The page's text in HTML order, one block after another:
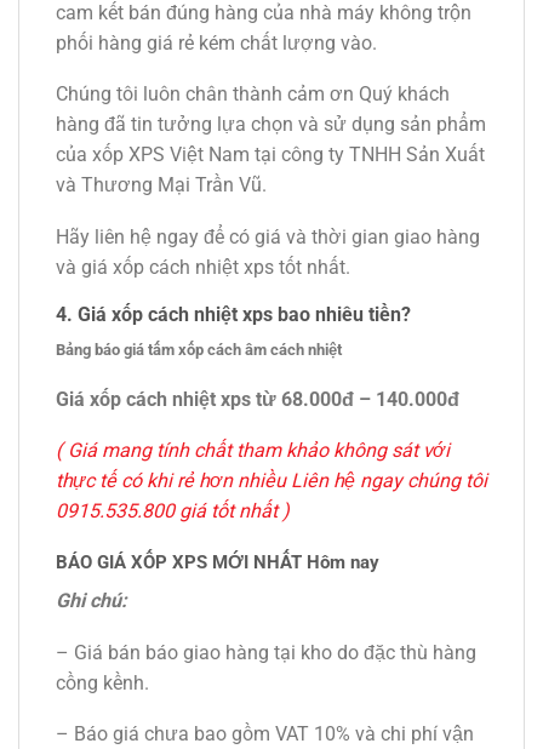
cam kết bán đúng hàng của nhà máy không trộn
phối hàng giá rẻ kém chất lượng vào.
Chúng tôi luôn chân thành cảm ơn Quý khách
hàng đã tin tưởng lựa chọn và sử dụng sản phẩm
của xốp XPS Việt Nam tại công ty TNHH Sản Xuất
và Thương Mại Trần Vũ.
Hãy liên hệ ngay để có giá và thời gian giao hàng
và giá xốp cách nhiệt xps tốt nhất.
4. Giá xốp cách nhiệt xps bao nhiêu tiền?
Bảng báo giá tấm xốp cách âm cách nhiệt
Giá xốp cách nhiệt xps từ 68.000đ – 140.000đ
( Giá mang tính chất tham khảo không sát với
thực tế có khi rẻ hơn nhiều Liên hệ ngay chúng tôi
0915.535.800 giá tốt nhất )
BÁO GIÁ XỐP XPS MỚI NHẤT Hôm nay
Ghi chú:
– Giá bán báo giao hàng tại kho do đặc thù hàng
cồng kềnh.
– Báo giá chưa bao gồm VAT 10% và chi phí vận